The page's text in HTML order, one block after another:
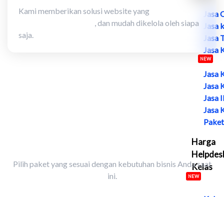
Jasa
Jasa
Jasa
NEW
Jasa
Jasa
Jasa
Jasa
Harga
Kelas
NEW
Kami memberikan solusi website yang
, dan mudah dikelola oleh siapa
saja.
Pilih paket yang sesuai dengan kebutuhan bisnis Anda saat
ini.